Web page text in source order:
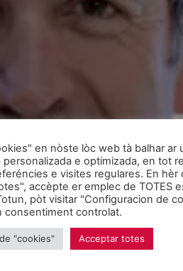
en nòste lòc web tà balhar ar
personalizada e optimizada, en tot
e visites regulares. En hèr
accèpte er emplec de TOTES
pòt visitar "Configuracion de
consentiment controlat.
"cookies" Acceptar totes